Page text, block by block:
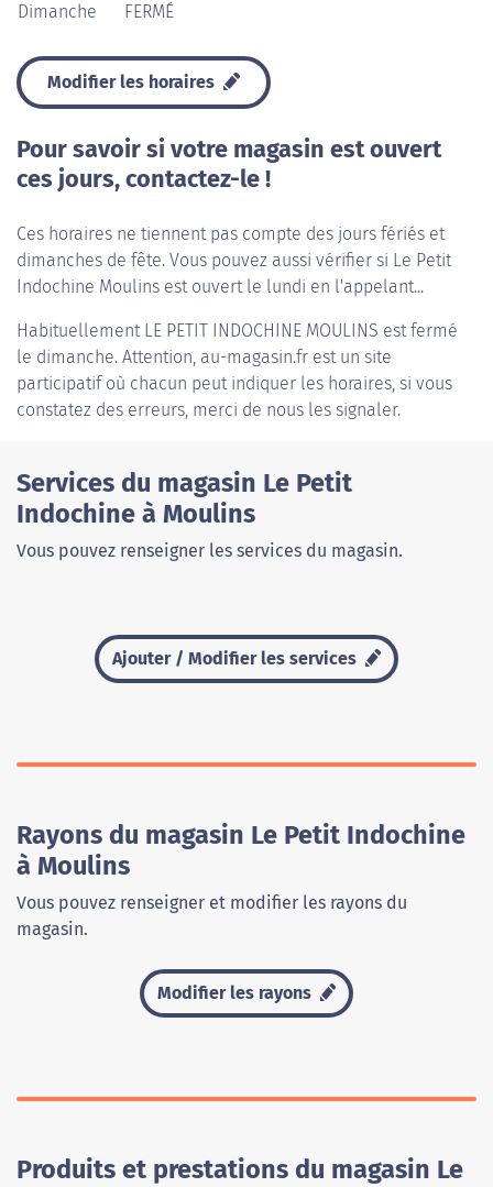
Dimanche
FERMÉ
Modifier les horaires
Pour savoir si votre magasin est ouvert
ces jours, contactez-le !
Ces horaires ne tiennent pas compte des jours fériés et
dimanches de fête. Vous pouvez aussi vérifier si Le Petit
Indochine Moulins est ouvert le lundi en l'appelant...
Habituellement LE PETIT INDOCHINE MOULINS est fermé
le dimanche. Attention, au-magasin.fr est un site
participatif où chacun peut indiquer les horaires, si vous
constatez des erreurs, merci de nous les signaler.
Services du magasin Le Petit
Indochine à Moulins
Vous pouvez renseigner les services du magasin.
Ajouter / Modifier les services
Rayons du magasin Le Petit Indochine
à Moulins
Vous pouvez renseigner et modifier les rayons du
magasin.
Modifier les rayons
Produits et prestations du magasin Le